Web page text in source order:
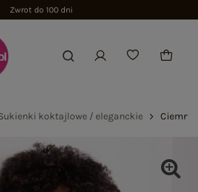
Zwrot do 100 dni
koktajlowe / eleganckie